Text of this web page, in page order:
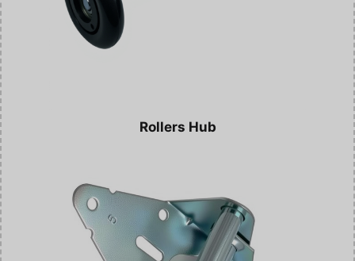
Rollers Hub